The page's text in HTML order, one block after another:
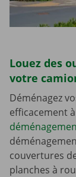
Louez des
votre
Déménagez
efficacement
couvertures
planches à